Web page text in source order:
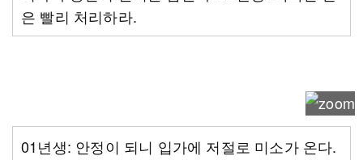
은 빨리 처리하라.
01년생: 안정이 되니 입가에 저절로 미소가 온다.